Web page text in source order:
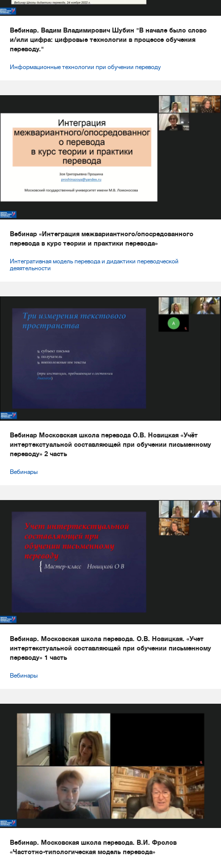
Вебинар. Вадим Владимирович Шубин "В начале было слово
и/или цифра: цифровые технологии в процессе обучения
переводу."
Информационные технологии при обучении переводу
Вебинар «Интеграция межвариантного/опосредованного
перевода в курс теории и практики перевода»
Интегративная модель перевода и дидактики переводческой
деяятельности
Вебинар Московская школа перевода О.В. Новицкая «Учёт
интертекстуальной составляющей при обучении письменному
переводу» 2 часть
Вебинары
Вебинар. Московская школа перевода. О.В. Новицкая. «Учет
интертекстуальной составляющей при обучении письменному
переводу» 1 часть
Вебинары
Вебинар. Московская школа перевода. В.И. Фролов
«Частотно-типологическая модель перевода»